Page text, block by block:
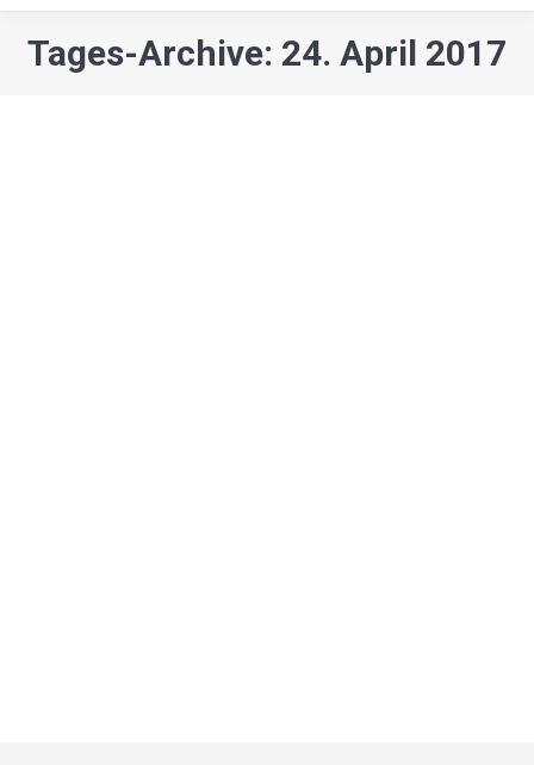
Tages-Archive: 24. April 2017
Sie befinden sich hier: